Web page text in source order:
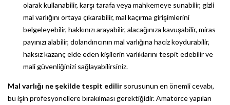
olarak kullanabilir, karşı tarafa veya mahkemeye sunabilir, gizli
mal varlığını ortaya çıkarabilir, mal kaçırma girişimlerini
belgeleyebilir, hakkınızı arayabilir, alacağınıza kavuşabilir, miras
payınızı alabilir, dolandırıcının mal varlığına haciz koydurabilir,
haksız kazanç elde eden kişilerin varlıklarını tespit edebilir ve
mali güvenliğinizi sağlayabilirsiniz.
Mal varlığı ne şekilde tespit edilir sorusunun en önemli cevabı,
bu işin profesyonellere bırakılması gerektiğidir. Amatörce yapılan